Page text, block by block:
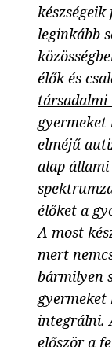
leginkább
élők és
gyermeket
elméjű
alap
élőket a
A most
mert
bármilyen
gyermeket
integrálni.
először a